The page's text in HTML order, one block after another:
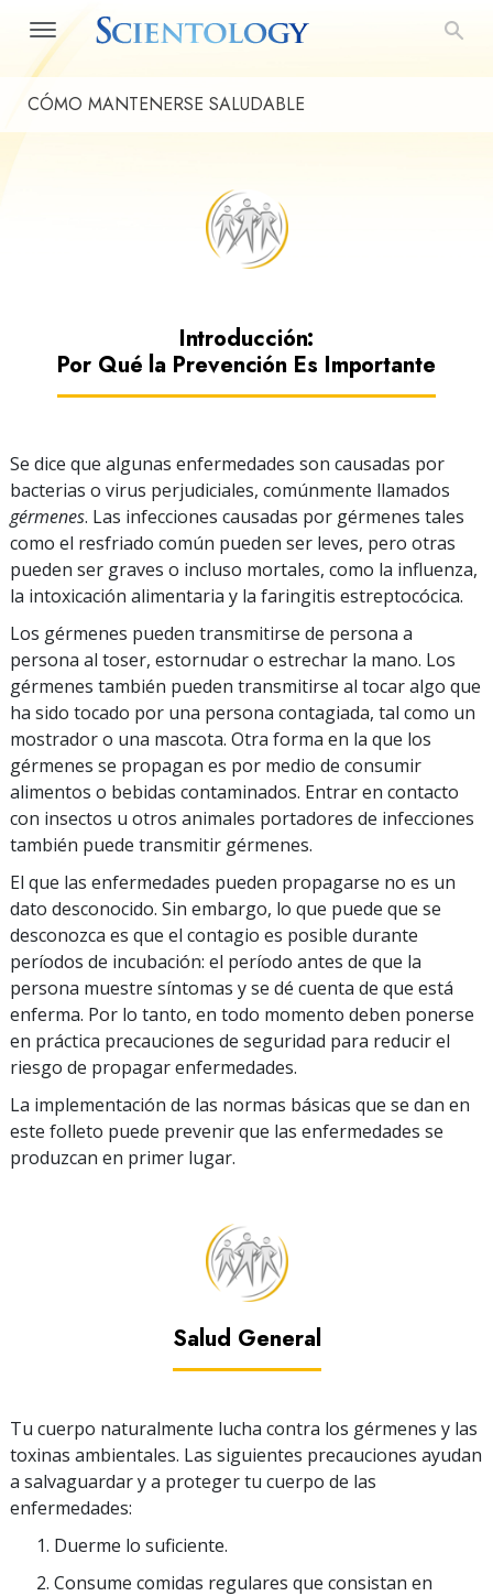
CÓMO MANTENERSE SALUDABLE
Introducción:
Por Qué la Prevención Es Importante
Se dice que algunas enfermedades son causadas por
bacterias o virus perjudiciales, comúnmente llamados
gérmenes. Las infecciones causadas por gérmenes tales
como el resfriado común pueden ser leves, pero otras
pueden ser graves o incluso mortales, como la influenza,
la intoxicación alimentaria y la faringitis estreptocócica.
Los gérmenes pueden transmitirse de persona a
persona al toser, estornudar o estrechar la mano. Los
gérmenes también pueden transmitirse al tocar algo que
ha sido tocado por una persona contagiada, tal como un
mostrador o una mascota. Otra forma en la que los
gérmenes se propagan es por medio de consumir
alimentos o bebidas contaminados. Entrar en contacto
con insectos u otros animales portadores de infecciones
también puede transmitir gérmenes.
El que las enfermedades pueden propagarse no es un
dato desconocido. Sin embargo, lo que puede que se
desconozca es que el contagio es posible durante
períodos de incubación: el período antes de que la
persona muestre síntomas y se dé cuenta de que está
enferma. Por lo tanto, en todo momento deben ponerse
en práctica precauciones de seguridad para reducir el
riesgo de propagar enfermedades.
La implementación de las normas básicas que se dan en
este folleto puede prevenir que las enfermedades se
produzcan en primer lugar.
Salud General
Tu cuerpo naturalmente lucha contra los gérmenes y las
toxinas ambientales. Las siguientes precauciones ayudan
a salvaguardar y a proteger tu cuerpo de las
enfermedades:
Duerme lo suficiente.
Consume comidas regulares que consistan en